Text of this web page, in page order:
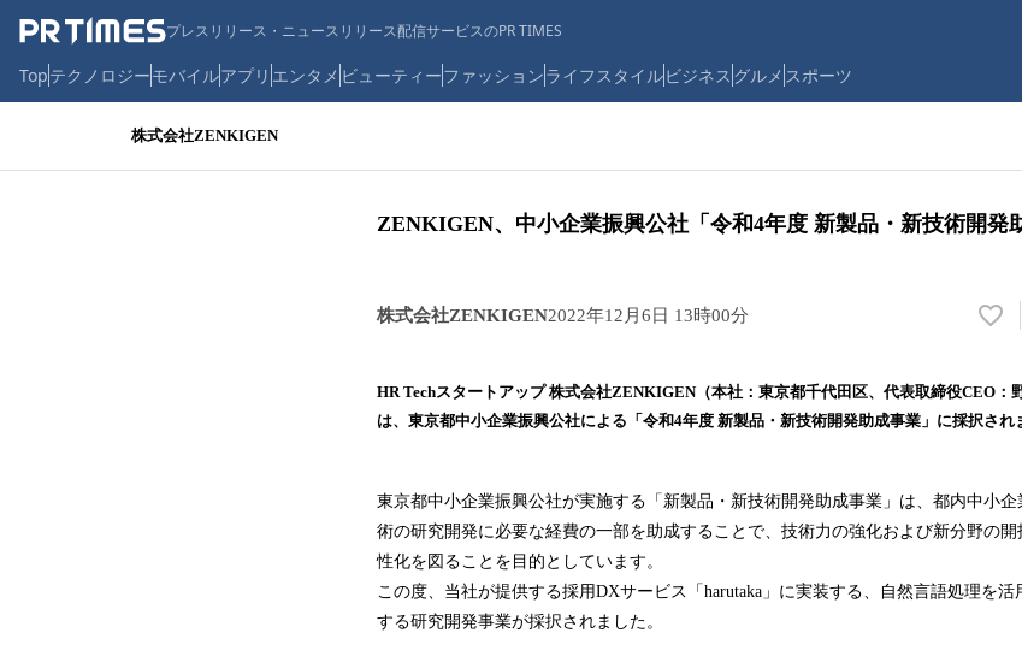
プレスリリース・ニュースリリース配信サービスのPR TIMES
Topテクノロジーモバイルアプリ エンタメ ビューティーファッションライフスタイルビジネス グルメ スポーツ
株式会社ZENKIGEN
ZENKIGEN、中小企業振興公社「令和4年度 新製品・新技術開発
株式会社ZENKIGEN2022年12月6日 13時00分
い
！
数
み
込
中
で
HR Techスタートアップ 株式会社ZENKIGEN（本社：東京都千代田区、代表取締役CEO：
は、東京都中小企業振興公社による「令和4年度 新製品・新技術開発助成事業」に採択され
東京都中小企業振興公社が実施する「新製品・新技術開発助成事業」は、都内中小
術の研究開発に必要な経費の一部を助成することで、技術力の強化および新分野の
性化を図ることを目的としています。
この度、当社が提供する採用DXサービス「harutaka」に実装する、自然言語処理を
する研究開発事業が採択されました。